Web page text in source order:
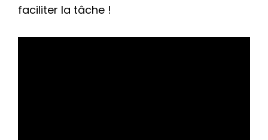
faciliter la tâche !